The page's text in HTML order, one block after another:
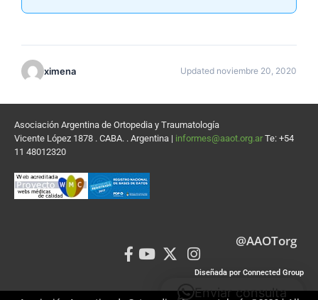
ximena Updated noviembre 20, 2020
Asociación Argentina de Ortopedia y Traumatología
Vicente López 1878 . CABA. . Argentina | informes@aaot.org.ar Te: +54
11 48012320
@AAOTorg
Diseñada por Connected Group
Enviar consulta